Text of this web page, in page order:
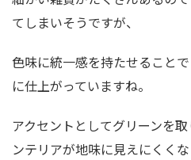
てしまいそうですが、
色味に統一感を持たせること
に仕上がっていますね。
アクセントとしてグリーンを
ンテリアが地味に見えにくくな